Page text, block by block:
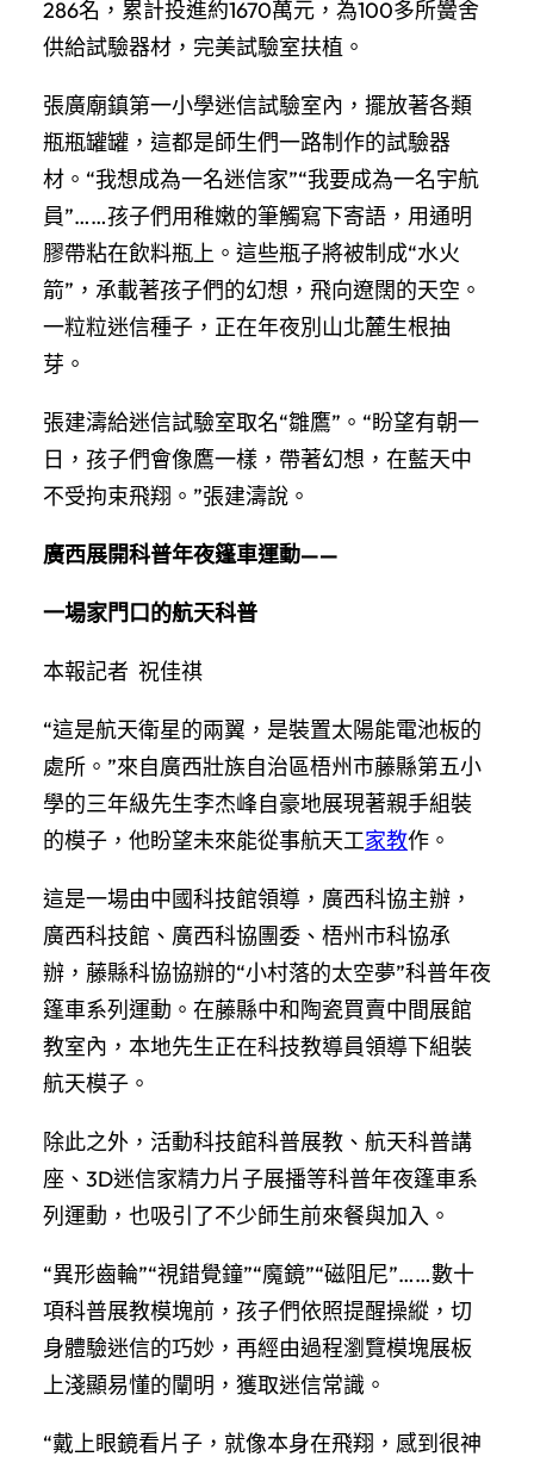
286名，累計投進約1670萬元，為100多所黌舍
供給試驗器材，完美試驗室扶植。
張廣廟鎮第一小學迷信試驗室內，擺放著各類
瓶瓶罐罐，這都是師生們一路制作的試驗器
材。“我想成為一名迷信家”“我要成為一名宇航
員”……孩子們用稚嫩的筆觸寫下寄語，用通明
膠帶粘在飲料瓶上。這些瓶子將被制成“水火
箭”，承載著孩子們的幻想，飛向遼闊的天空。
一粒粒迷信種子，正在年夜別山北麓生根抽
芽。
張建濤給迷信試驗室取名“雛鷹”。“盼望有朝一
日，孩子們會像鷹一樣，帶著幻想，在藍天中
不受拘束飛翔。”張建濤說。
廣西展開科普年夜篷車運動——
一場家門口的航天科普
本報記者 祝佳祺
“這是航天衛星的兩翼，是裝置太陽能電池板的
處所。”來自廣西壯族自治區梧州市藤縣第五小
學的三年級先生李杰峰自豪地展現著親手組裝
的模子，他盼望未來能從事航天工家教作。
這是一場由中國科技館領導，廣西科協主辦，
廣西科技館、廣西科協團委、梧州市科協承
辦，藤縣科協協辦的“小村落的太空夢”科普年夜
篷車系列運動。在藤縣中和陶瓷買賣中間展館
教室內，本地先生正在科技教導員領導下組裝
航天模子。
除此之外，活動科技館科普展教、航天科普講
座、3D迷信家精力片子展播等科普年夜篷車系
列運動，也吸引了不少師生前來餐與加入。
“異形齒輪”“視錯覺鐘”“魔鏡”“磁阻尼”……數十
項科普展教模塊前，孩子們依照提醒操縱，切
身體驗迷信的巧妙，再經由過程瀏覽模塊展板
上淺顯易懂的闡明，獲取迷信常識。
“戴上眼鏡看片子，就像本身在飛翔，感到很神